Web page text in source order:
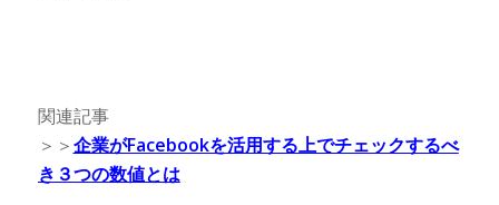
関連記事
＞＞企業がFacebookを活用する上でチェックするべ
き３つの数値とは